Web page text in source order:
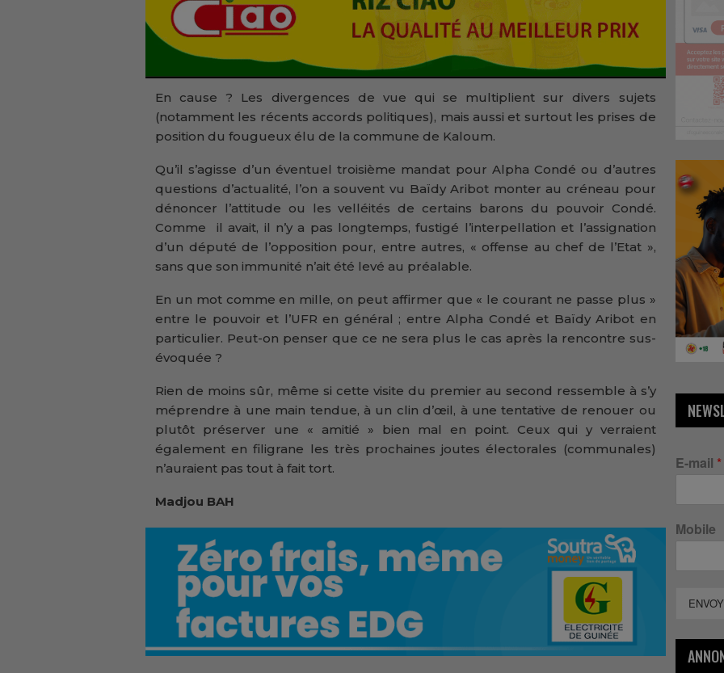
En cause ? Les divergences de vue qui se multiplient sur divers sujets
(notamment les récents accords politiques), mais aussi et surtout les prises de
position du fougueux élu de la commune de Kaloum.
Qu’il s’agisse d’un éventuel troisième mandat pour Alpha Condé ou d’autres
questions d’actualité, l’on a souvent vu Baïdy Aribot monter au créneau pour
dénoncer l’attitude ou les velléités de certains barons du pouvoir Condé.
Comme il avait, il n’y a pas longtemps, fustigé l’interpellation et l’assignation
d’un député de l’opposition pour, entre autres, « offense au chef de l’Etat »,
sans que son immunité n’ait été levé au préalable.
En un mot comme en mille, on peut affirmer que « le courant ne passe plus »
entre le pouvoir et l’UFR en général ; entre Alpha Condé et Baïdy Aribot en
particulier. Peut-on penser que ce ne sera plus le cas après la rencontre sus-
évoquée ?
Rien de moins sûr, même si cette visite du premier au second ressemble à s’y
méprendre à une main tendue, à un clin d’œil, à une tentative de renouer ou
plutôt préserver une « amitié » bien mal en point. Ceux qui y verraient
également en filigrane les très prochaines joutes électorales (communales)
n’auraient pas tout à fait tort.
Madjou BAH
E-mail *
Mobile